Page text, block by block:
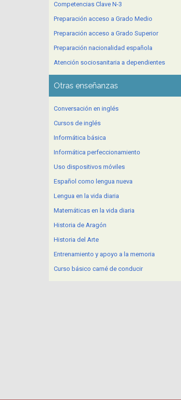
Competencias Clave N-3
Preparación acceso a Grado Medio
Preparación acceso a Grado Superior
Preparación nacionalidad española
Atención sociosanitaria a dependientes
Otras enseñanzas
Conversación en inglés
Cursos de inglés
Informática básica
Informática perfeccionamiento
Uso dispositivos móviles
Español como lengua nueva
Lengua en la vida diaria
Matemáticas en la vida diaria
Historia de Aragón
Historia del Arte
Entrenamiento y apoyo a la memoria
Curso básico carné de conducir